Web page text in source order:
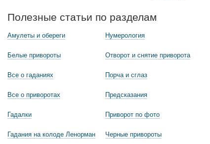
Полезные статьи по разделам
Амулеты и обереги
Белые привороты
Все о гаданиях
Все о приворотах
Гадалки
Гадания на колоде Ленорман
Нумерология
Отворот и снятие приворота
Порча и сглаз
Предсказания
Приворот по фото
Черные привороты